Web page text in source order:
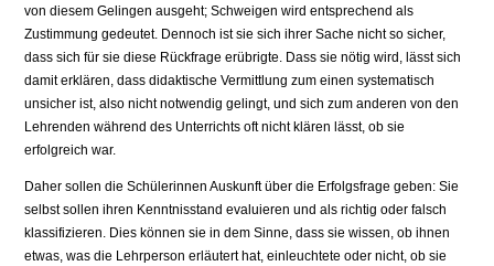
von diesem Gelingen ausgeht; Schweigen wird entsprechend als
Zustimmung gedeutet. Dennoch ist sie sich ihrer Sache nicht so sicher,
dass sich für sie diese Rück­frage erübrigte. Dass sie nötig wird, lässt sich
damit erklären, dass didakti­sche Vermittlung zum einen systematisch
unsicher ist, also nicht notwendig gelingt, und sich zum anderen von den
Lehrenden während des Unterrichts oft nicht klären lässt, ob sie
erfolgreich war.
Daher sollen die Schülerinnen Auskunft über die Erfolgsfrage geben: Sie
selbst sollen ihren Kenntnisstand evaluieren und als richtig oder falsch
klassifi­zieren. Dies können sie in dem Sinne, dass sie wissen, ob ihnen
etwas, was die Lehrperson erläutert hat, einleuchtete oder nicht, ob sie